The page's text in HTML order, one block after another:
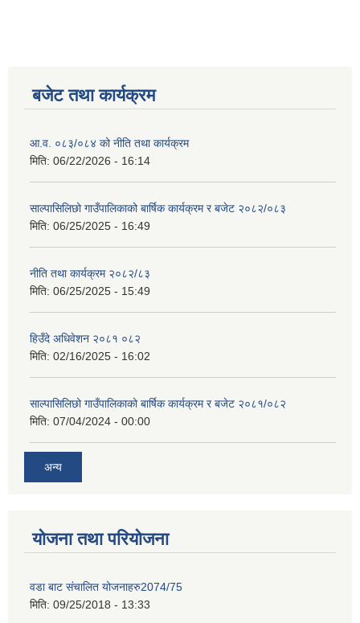
बजेट तथा कार्यक्रम
आ.व. ०८३/०८४ को नीति तथा कार्यक्रम
मिति: 06/22/2026 - 16:14
साल्पासिलिछो गाउँपालिकाको बार्षिक कार्यक्रम र बजेट २०८२/०८३
मिति: 06/25/2025 - 16:49
नीति तथा कार्यक्रम २०८२/८३
मिति: 06/25/2025 - 15:49
हिउँदे अधिवेशन २०८१ ०८२
मिति: 02/16/2025 - 16:02
साल्पासिलिछो गाउँपालिकाको बार्षिक कार्यक्रम र बजेट २०८१/०८२
मिति: 07/04/2024 - 00:00
अन्य
योजना तथा परियोजना
वडा बाट संचालित योजनाहरु2074/75
मिति: 09/25/2018 - 13:33